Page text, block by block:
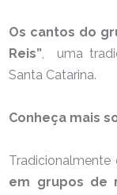
Os cantos do
Reis”, uma
Santa Catarina.
Conheça mais
Tradicionalmente
em grupos de